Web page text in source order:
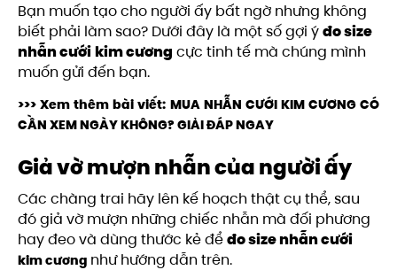
Bạn muốn tạo cho người ấy bất ngờ nhưng không
biết phải làm sao? Dưới đây là một số gợi ýđo size
nhẫn cướikim cương cực tinh tế mà chúng mình
muốn gửi đến bạn.
>>> Xem thêm bài viết: MUA NHẪN CƯỚI KIM CƯƠNG CÓ
CẦN XEM NGÀY KHÔNG? GIẢI ĐÁP NGAY
Giả vờ mượn nhẫn của người ấy
Các chàng trai hãy lên kế hoạch thật cụ thể, sau
đó giả vờ mượn những chiếc nhẫn mà đối phương
hay đeo và dùng thước kẻ đểđo size nhẫn cưới
kim cương như hướng dẫn trên.